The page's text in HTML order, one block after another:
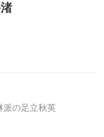
派の足立秋英